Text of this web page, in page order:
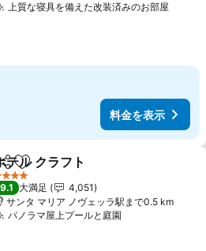
上質な寝具を備えた改装済みのお部屋料金
料金を表示
ェアお気に入りに追加
テル クラフト
ホテルのランク
9.1 大満足
4,051
サンタ マリア ノヴェッラ駅まで0.5 km
パノラマ屋上プールと庭園